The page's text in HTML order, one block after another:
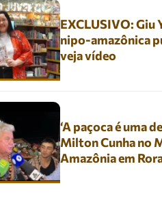
EXCLUSIVO: Giu
nipo-amazônica
veja vídeo
‘A paçoca é uma
Milton Cunha no
Amazônia em